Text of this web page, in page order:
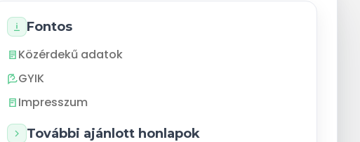
Fontos
Közérdekű adatok
GYIK
Impresszum
További ajánlott honlapok